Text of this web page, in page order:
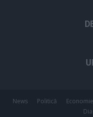
News Politică Economie